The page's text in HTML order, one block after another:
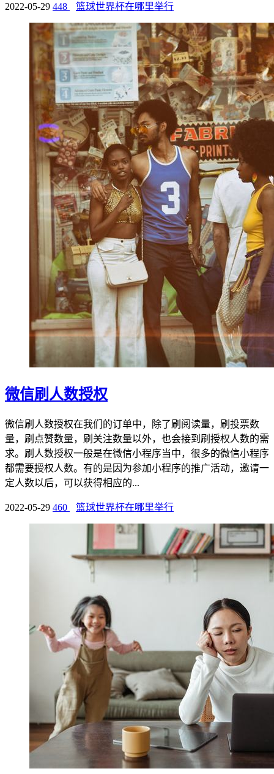
2022-05-29 448 篮球世界杯在哪里举行
微信刷人数授权
微信刷人数授权在我们的订单中，除了刷阅读量，刷投票数
量，刷点赞数量，刷关注数量以外，也会接到刷授权人数的需
求。刷人数授权一般是在微信小程序当中，很多的微信小程序
都需要授权人数。有的是因为参加小程序的推广活动，邀请一
定人数以后，可以获得相应的...
2022-05-29 460 篮球世界杯在哪里举行